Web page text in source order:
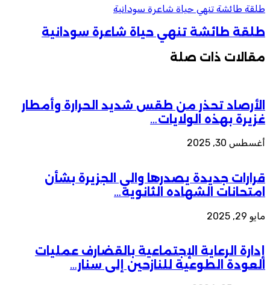
طلقة طائشة تنهي حياة شاعرة سودانية
طلقة طائشة تنهي حياة شاعرة سودانية
مقالات ذات صلة
الأرصاد تحذر من طقس شديد الحرارة وأمطار
غزيرة بهذه الولايات…
أغسطس 30, 2025
قرارات جديدة يصدرها والي الجزيرة بشأن
امتحانات الشهاده الثانويه…
مايو 29, 2025
إدارة الرعاية الإجتماعية بالقضارف عمليات
العودة الطوعية للنازحين إلى سنار…